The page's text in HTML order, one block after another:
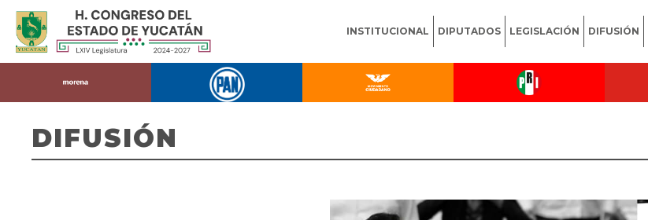
INSTITUCIONAL DIPUTADOS LEGISLACIÓN DIFUSIÓN
DIFUSIÓN